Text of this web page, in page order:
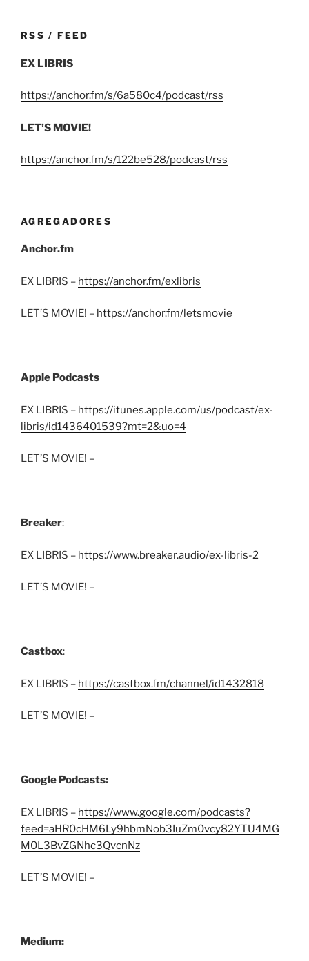
RSS / FEED
EX LIBRIS
https://anchor.fm/s/6a580c4/podcast/rss
LET’S MOVIE!
https://anchor.fm/s/122be528/podcast/rss
AGREGADORES
Anchor.fm
EX LIBRIS – https://anchor.fm/exlibris
LET’S MOVIE! – https://anchor.fm/letsmovie
Apple Podcasts
EX LIBRIS – https://itunes.apple.com/us/podcast/ex-
libris/id1436401539?mt=2&uo=4
LET’S MOVIE! –
Breaker:
EX LIBRIS – https://www.breaker.audio/ex-libris-2
LET’S MOVIE! –
Castbox:
EX LIBRIS – https://castbox.fm/channel/id1432818
LET’S MOVIE! –
Google Podcasts:
EX LIBRIS – https://www.google.com/podcasts?
feed=aHR0cHM6Ly9hbmNob3IuZm0vcy82YTU4MG
M0L3BvZGNhc3QvcnNz
LET’S MOVIE! –
Medium: